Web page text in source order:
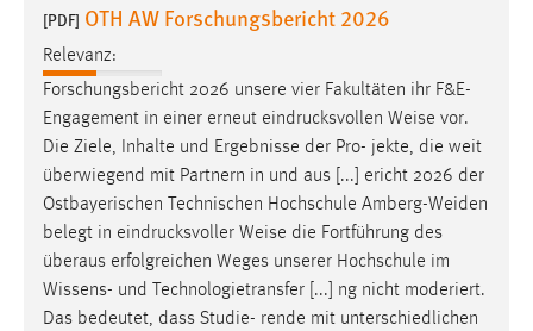
[PDF] OTH AW Forschungsbericht 2026
Relevanz:
Forschungsbericht 2026 unsere vier Fakultäten ihr F&E-
Engagement in einer erneut eindrucksvollen Weise vor.
Die Ziele, Inhalte und Ergebnisse der Pro- jekte, die weit
überwiegend mit Partnern in und aus [...] ericht 2026 der
Ostbayerischen Technischen Hochschule Amberg-Weiden
belegt in eindrucksvoller Weise die Fortführung des
überaus erfolgreichen Weges unserer Hochschule im
Wissens- und Technologietransfer [...] ng nicht moderiert.
Das bedeutet, dass Studie- rende mit unterschiedlichen
Statistik Cookies erfassen Informationen anonym.
Diese Informationen helfen uns zu verstehen, wie
unsere Besucher unsere Website nutzen.
Matomo
Name:
_pk_ref, _pk_cvar, _pk_id, _pk_ses
Zweck: